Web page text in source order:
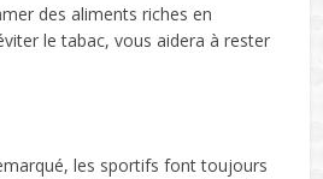
des aliments riches en
le tabac, vous aidera à rester
les sportifs font toujours